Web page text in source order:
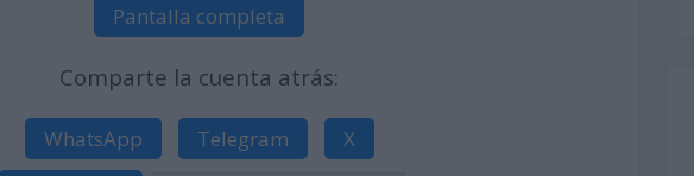
Pantalla completa
Comparte la cuenta atrás:
WhatsApp Telegram
X